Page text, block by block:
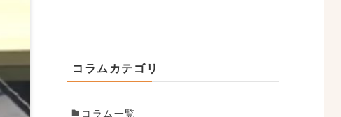
コラムカテゴリ
コラム一覧